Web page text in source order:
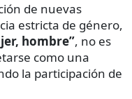
de nuevas
estricta de género,
hombre”, no es
como una
la participación de